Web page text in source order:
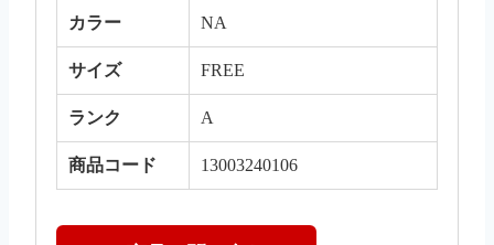
カラー NA
サイズ FREE
ランク A
商品コード 13003240106